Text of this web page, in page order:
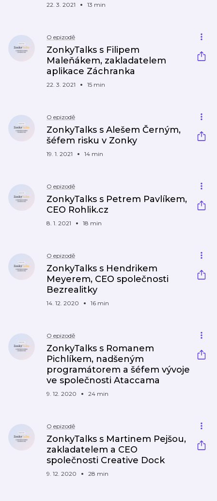
22. 3. 2021 13 min
O epizodě
ZonkyTalks s Filipem
Maleňákem, zakladatelem
aplikace Záchranka
22. 3. 2021 15 min
O epizodě
ZonkyTalks s Alešem Černým,
šéfem risku v Zonky
19. 1. 2021 14 min
O epizodě
ZonkyTalks s Petrem Pavlíkem,
CEO Rohlik.cz
8. 1. 2021 18 min
O epizodě
ZonkyTalks s Hendrikem
Meyerem, CEO společnosti
Bezrealitky
14. 12. 2020 16 min
O epizodě
ZonkyTalks s Romanem
Pichlíkem, nadšeným
programátorem a šéfem vývoje
ve společnosti Ataccama
9. 12. 2020 24 min
O epizodě
ZonkyTalks s Martinem Pejšou,
zakladatelem a CEO
společnosti Creative Dock
9. 12. 2020 28 min